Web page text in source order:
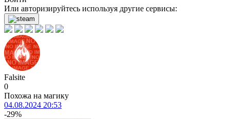
Или авторизируйтесь используя другие сервисы:
Falsite
0
Похожа на магику
04.08.2024 20:53
-29%